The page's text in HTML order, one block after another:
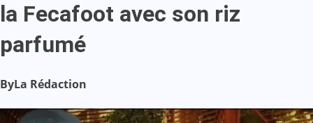
la Fecafoot avec son riz
parfumé
ByLa Rédaction